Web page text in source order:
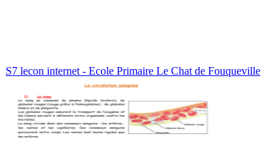
S7 lecon internet - Ecole Primaire Le Chat de Fouqueville